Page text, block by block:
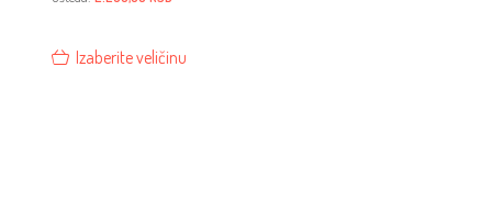
10.990,00 RSD.
Izaberite veličinu